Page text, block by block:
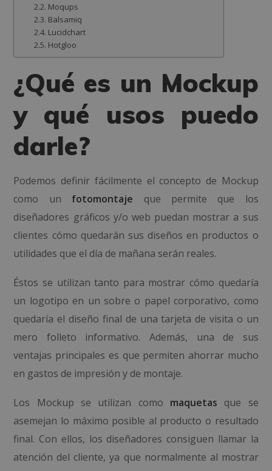
Moqups
Balsamiq
Lucidchart
Hotgloo
¿Qué es un Mockup
y qué usos puedo
darle?
Podemos definir fácilmente el concepto de Mockup
como un
fotomontaje que permite que los
diseñadores gráficos y/o web puedan mostrar a sus
clientes cómo quedarán sus diseños en productos o
utilidades que el día de mañana serán reales.
Éstos se utilizan tanto para mostrar cómo quedaría
un logotipo en un sobre o papel corporativo, como
quedaría el diseño final de una tarjeta de visita o un
mero folleto informativo. Además, una de sus
ventajas principales es que permiten ahorrar mucho
en gastos de impresión y de montaje.
Los Mockup se utilizan como maquetas que se
asemejan lo máximo posible al producto o resultado
final. Con ellos, los diseñadores consiguen llamar la
atención del cliente, ya que normalmente al mostrar